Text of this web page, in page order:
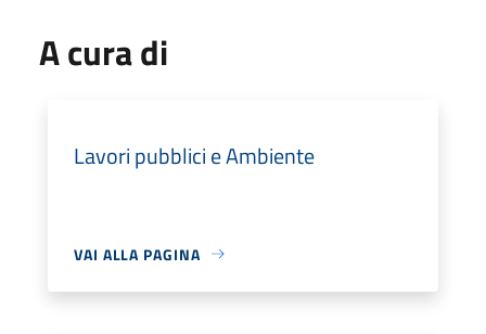
A cura di
Lavori pubblici e Ambiente
VAI ALLA PAGINA